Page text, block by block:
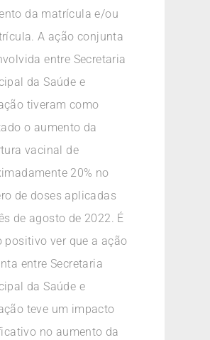
da matrícula e/ou
A ação conjunta
entre Secretaria
da Saúde e
tiveram como
o aumento da
vacinal de
20% no
de doses aplicadas
de agosto de 2022. É
positivo ver que a ação
entre Secretaria
da Saúde e
teve um impacto
no aumento da